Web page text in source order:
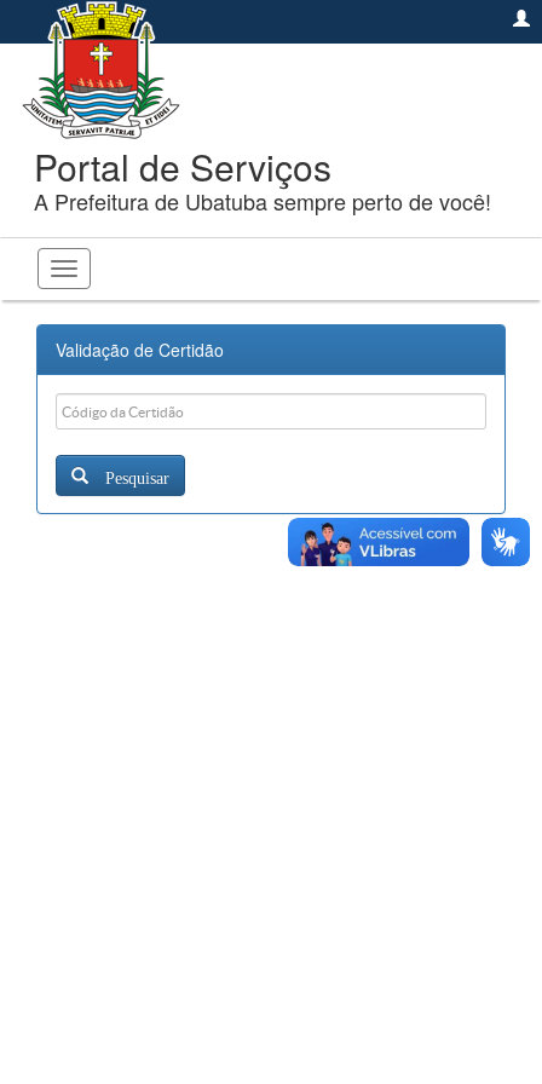
Portal de Serviços
A Prefeitura de Ubatuba sempre perto de você!
Toggle
navigation
Validação de Certidão
Pesquisar